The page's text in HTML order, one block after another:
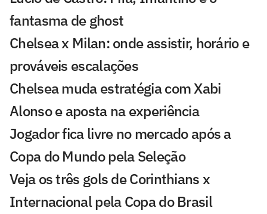
fantasma de ghost
Chelsea x Milan: onde assistir, horário e
prováveis escalações
Chelsea muda estratégia com Xabi
Alonso e aposta na experiência
Jogador fica livre no mercado após a
Copa do Mundo pela Seleção
Veja os três gols de Corinthians x
Internacional pela Copa do Brasil